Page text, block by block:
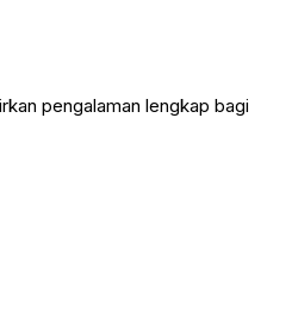
pengalaman lengkap bagi